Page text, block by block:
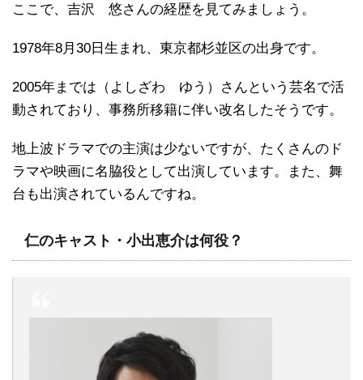
ここで、吉沢 悠さんの経歴を見てみましょう。
1978年8月30日生まれ、東京都杉並区の出身です。
2005年までは（よしざわ ゆう）さんという芸名で活
動されており、事務所移籍に伴い改名したそうです。
地上波ドラマでの主演は少ないですが、たくさんのド
ラマや映画に名脇役として出演しています。また、舞
台も出演されているんですね。
仁のキャスト・小出恵介は何役？